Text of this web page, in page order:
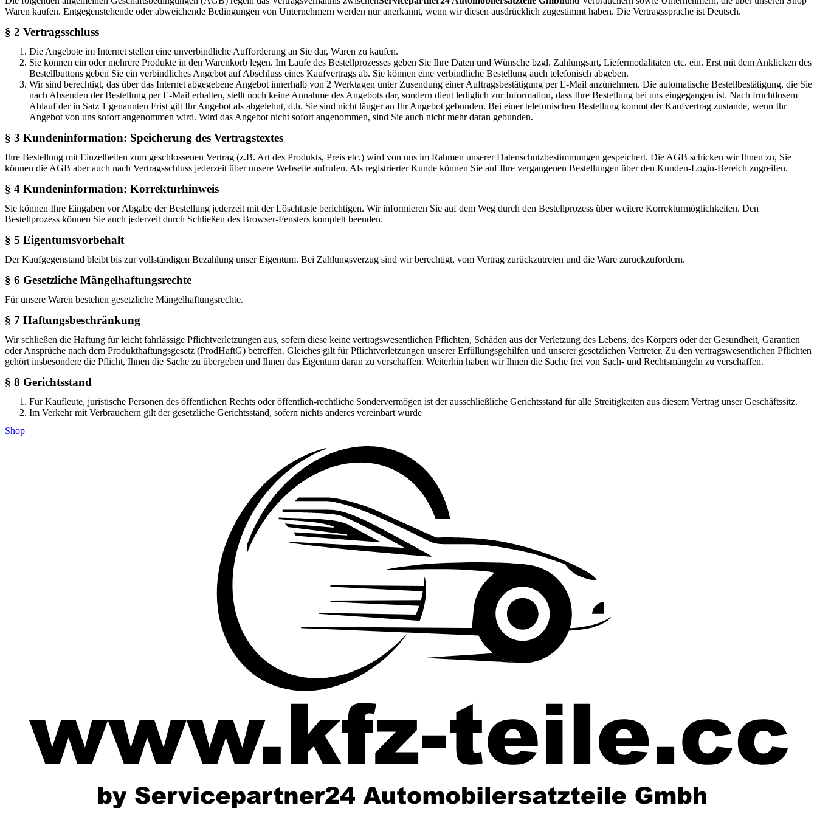
Waren kaufen. Entgegenstehende oder abweichende Bedingungen von Unternehmern werden nur anerkannt, wenn wir diesen ausdrücklich zugestimmt haben. Die Vertragssprache ist Deutsch.
§ 2 Vertragsschluss
Die Angebote im Internet stellen eine unverbindliche Aufforderung an Sie dar, Waren zu kaufen.
Sie können ein oder mehrere Produkte in den Warenkorb legen. Im Laufe des Bestellprozesses geben Sie Ihre Daten und Wünsche bzgl. Zahlungsart, Liefermodalitäten etc. ein. Erst mit dem Anklicken des
Bestellbuttons geben Sie ein verbindliches Angebot auf Abschluss eines Kaufvertrags ab. Sie können eine verbindliche Bestellung auch telefonisch abgeben.
Wir sind berechtigt, das über das Internet abgegebene Angebot innerhalb von 2 Werktagen unter Zusendung einer Auftragsbestätigung per E-Mail anzunehmen. Die automatische Bestellbestätigung, die Sie
nach Absenden der Bestellung per E-Mail erhalten, stellt noch keine Annahme des Angebots dar, sondern dient lediglich zur Information, dass Ihre Bestellung bei uns eingegangen ist. Nach fruchtlosem
Ablauf der in Satz 1 genannten Frist gilt Ihr Angebot als abgelehnt, d.h. Sie sind nicht länger an Ihr Angebot gebunden. Bei einer telefonischen Bestellung kommt der Kaufvertrag zustande, wenn Ihr
Angebot von uns sofort angenommen wird. Wird das Angebot nicht sofort angenommen, sind Sie auch nicht mehr daran gebunden.
§ 3 Kundeninformation: Speicherung des Vertragstextes
Ihre Bestellung mit Einzelheiten zum geschlossenen Vertrag (z.B. Art des Produkts, Preis etc.) wird von uns im Rahmen unserer Datenschutzbestimmungen gespeichert. Die AGB schicken wir Ihnen zu, Sie
können die AGB aber auch nach Vertragsschluss jederzeit über unsere Webseite aufrufen. Als registrierter Kunde können Sie auf Ihre vergangenen Bestellungen über den Kunden-Login-Bereich zugreifen.
§ 4 Kundeninformation: Korrekturhinweis
Sie können Ihre Eingaben vor Abgabe der Bestellung jederzeit mit der Löschtaste berichtigen. Wir informieren Sie auf dem Weg durch den Bestellprozess über weitere Korrekturmöglichkeiten. Den
Bestellprozess können Sie auch jederzeit durch Schließen des Browser-Fensters komplett beenden.
§ 5 Eigentumsvorbehalt
Der Kaufgegenstand bleibt bis zur vollständigen Bezahlung unser Eigentum. Bei Zahlungsverzug sind wir berechtigt, vom Vertrag zurückzutreten und die Ware zurückzufordern.
§ 6 Gesetzliche Mängelhaftungsrechte
Für unsere Waren bestehen gesetzliche Mängelhaftungsrechte.
§ 7 Haftungsbeschränkung
Wir schließen die Haftung für leicht fahrlässige Pflichtverletzungen aus, sofern diese keine vertragswesentlichen Pflichten, Schäden aus der Verletzung des Lebens, des Körpers oder der Gesundheit, Garantien
oder Ansprüche nach dem Produkthaftungsgesetz (ProdHaftG) betreffen. Gleiches gilt für Pflichtverletzungen unserer Erfüllungsgehilfen und unserer gesetzlichen Vertreter. Zu den vertragswesentlichen Pflichten
gehört insbesondere die Pflicht, Ihnen die Sache zu übergeben und Ihnen das Eigentum daran zu verschaffen. Weiterhin haben wir Ihnen die Sache frei von Sach- und Rechtsmängeln zu verschaffen.
§ 8 Gerichtsstand
Für Kaufleute, juristische Personen des öffentlichen Rechts oder öffentlich-rechtliche Sondervermögen ist der ausschließliche Gerichtsstand für alle Streitigkeiten aus diesem Vertrag unser Geschäftssitz.
Im Verkehr mit Verbrauchern gilt der gesetzliche Gerichtsstand, sofern nichts anderes vereinbart wurde
Shop